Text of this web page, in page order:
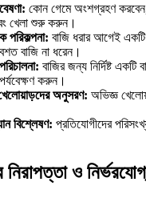
কোন গেমে অংশগ্রহণ
খেলা শুরু করুন।
পরিকল্পনা: বাজি ধরার আগেই
বাজি না ধরেন।
বাজির জন্য নির্দিষ্ট
করুন।
অনুসরণ: অভিজ্ঞ
বিশ্লেষণ: প্রতিযোগীদের
নিরাপত্তা ও